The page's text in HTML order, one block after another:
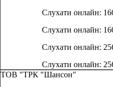
Слухати онлайн:
Слухати онлайн:
Слухати онлайн:
Слухати онлайн:
ТОВ "ТРК "Шансон"